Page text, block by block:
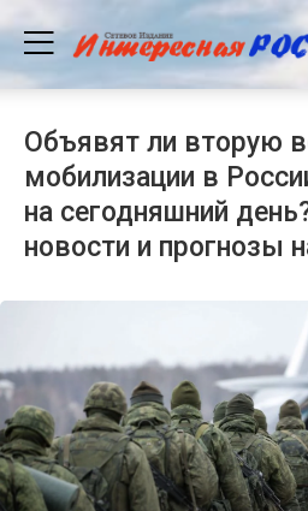
Объявят ли вторую
мобилизации в
на сегодняшний
новости и прогнозы